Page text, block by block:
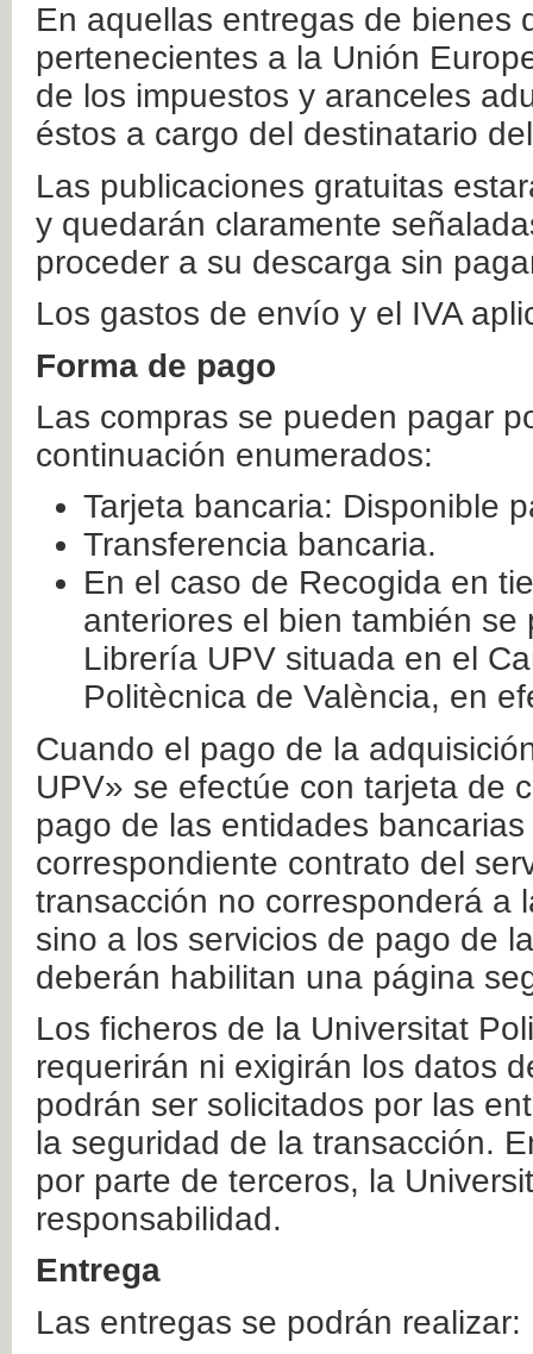
En aquellas entregas de bienes
pertenecientes a la Unión
de los impuestos y aranceles
éstos a cargo del destinatario
Las publicaciones gratuitas
y quedarán claramente
proceder a su descarga sin
Los gastos de envío y el IVA
Forma de pago
Las compras se pueden pagar
continuación enumerados:
Tarjeta bancaria: Disponible
Transferencia bancaria.
En el caso de Recogida en
anteriores el bien también
Librería UPV situada en el
Politècnica de València, en
Cuando el pago de la
UPV» se efectúe con tarjeta de
pago de las entidades
correspondiente contrato del
transacción no corresponderá a
sino a los servicios de pago de
deberán habilitan una página
Los ficheros de la Universitat
requerirán ni exigirán los datos
podrán ser solicitados por las
la seguridad de la transacción.
por parte de terceros, la
responsabilidad.
Entrega
Las entregas se podrán realizar: